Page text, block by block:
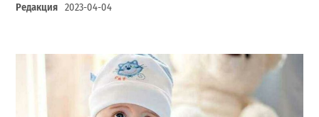
Редакция 2023-04-04